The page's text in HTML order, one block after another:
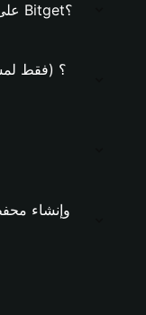
كيفية إنشاء محفظة RHOF على محفظة Bitget؟